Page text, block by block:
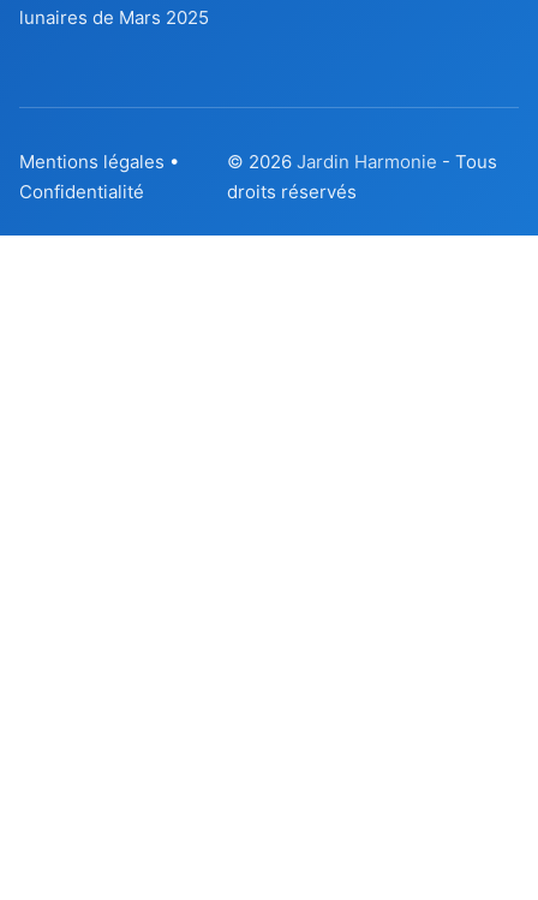
lunaires de Mars 2025
Mentions légales •
Confidentialité
© 2026Jardin Harmonie - Tous
droits réservés